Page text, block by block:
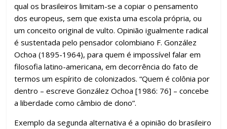
qual os brasileiros limitam-se a copiar o pensamento
dos europeus, sem que exista uma escola própria, ou
um conceito original de vulto. Opinião igualmente radical
é sustentada pelo pensador colombiano F. González
Ochoa (1895-1964), para quem é impossível falar em
filosofia latino-americana, em decorrência do fato de
termos um espírito de colonizados. “Quem é colônia por
dentro – escreve González Ochoa [1986: 76] – concebe
a liberdade como câmbio de dono”.
Exemplo da segunda alternativa é a opinião do brasileiro